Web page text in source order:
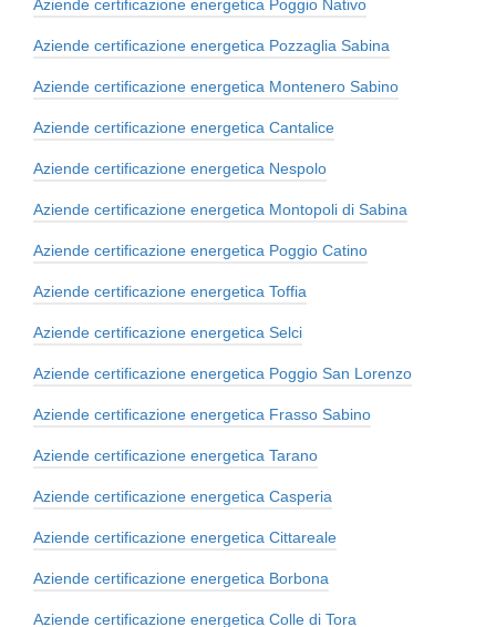
Aziende certificazione energetica Poggio Nativo
Aziende certificazione energetica Pozzaglia Sabina
Aziende certificazione energetica Montenero Sabino
Aziende certificazione energetica Cantalice
Aziende certificazione energetica Nespolo
Aziende certificazione energetica Montopoli di Sabina
Aziende certificazione energetica Poggio Catino
Aziende certificazione energetica Toffia
Aziende certificazione energetica Selci
Aziende certificazione energetica Poggio San Lorenzo
Aziende certificazione energetica Frasso Sabino
Aziende certificazione energetica Tarano
Aziende certificazione energetica Casperia
Aziende certificazione energetica Cittareale
Aziende certificazione energetica Borbona
Aziende certificazione energetica Colle di Tora